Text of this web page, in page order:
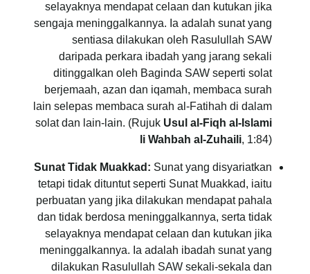
selayaknya mendapat celaan dan kutukan jika
sengaja meninggalkannya. Ia adalah sunat yang
sentiasa dilakukan oleh Rasulullah SAW
daripada perkara ibadah yang jarang sekali
ditinggalkan oleh Baginda SAW seperti solat
berjemaah, azan dan iqamah, membaca surah
lain selepas membaca surah al-Fatihah di dalam
solat dan lain-lain. (Rujuk Usul al-Fiqh al-Islami
li Wahbah al-Zuhaili, 1:84)
Sunat Tidak Muakkad: Sunat yang disyariatkan
tetapi tidak dituntut seperti Sunat Muakkad, iaitu
perbuatan yang jika dilakukan mendapat pahala
dan tidak berdosa meninggalkannya, serta tidak
selayaknya mendapat celaan dan kutukan jika
meninggalkannya. Ia adalah ibadah sunat yang
dilakukan Rasulullah SAW sekali-sekala dan